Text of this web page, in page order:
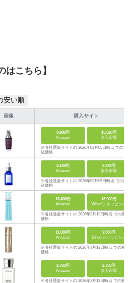
はこちら】
安い順
画像 購入サイト
8,980円
Amazon
15,628円
楽天市場
※各社通販サイトの 2026年03月05日時点 での税
込価格
5,148円
Amazon
5,738円
楽天市場
※各社通販サイトの 2026年03月05日時点 での税
込価格
15,400円
Amazon
13,900円
Yahoo!ショッピング
※各社通販サイトの 2026年3月13日時点 での税
価格
11,000円
Amazon
9,580円
Yahoo!ショッピング
※各社通販サイトの 2026年3月13日時点 での税
価格
2,750円
Amazon
2,750円
楽天市場
※各社通販サイトの 2026年3月13日時点 での税